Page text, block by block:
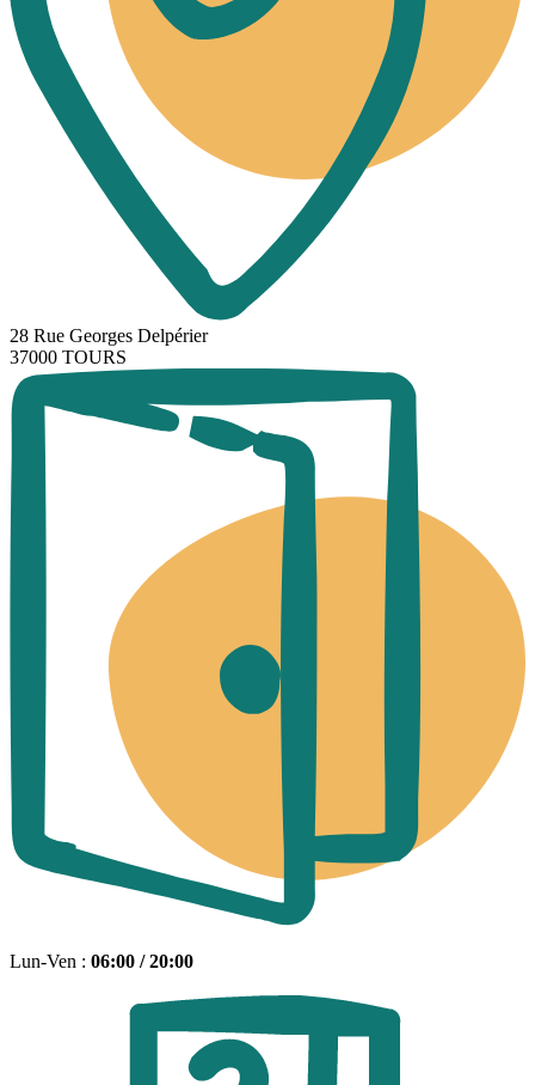
28 Rue Georges Delpérier
37000 TOURS
Lun-Ven : 06:00 / 20:00